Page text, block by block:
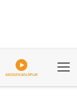
ASCOLTA GOLDPLAY